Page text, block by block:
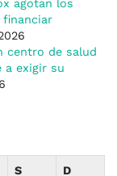
agotan los
financiar
centro de salud
a exigir su
S D